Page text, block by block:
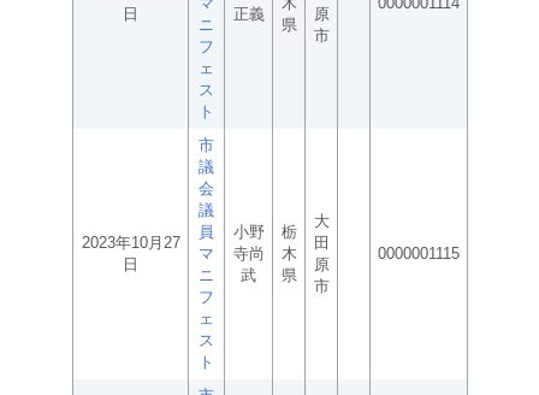
日
ニ
フ
ェ
ス
ト
正義
県
原
市
2023年10月27
日
市
議
会
議
員
マ
ニ
フ
ェ
ス
ト
小野
寺尚
武
栃
木
県
大
田
原
市
0000001115